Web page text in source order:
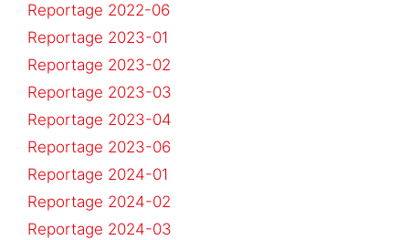
Reportage 2022-06
Reportage 2023-01
Reportage 2023-02
Reportage 2023-03
Reportage 2023-04
Reportage 2023-06
Reportage 2024-01
Reportage 2024-02
Reportage 2024-03